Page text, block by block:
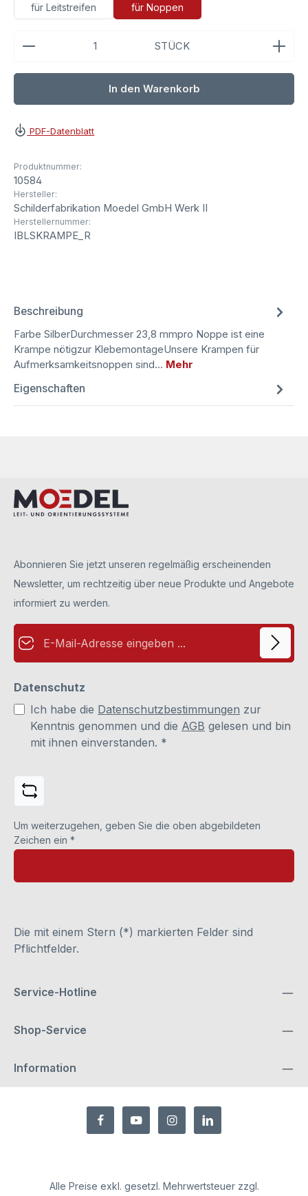
für Leitstreifen für Noppen
Produkt Anzahl: Gib den gewünschten Wert ein
STÜCK
In den Warenkorb
PDF-Datenblatt
Produktnummer:
10584
Hersteller:
Schilderfabrikation Moedel GmbH Werk II
Herstellernummer:
IBLSKRAMPE_R
Beschreibung
Farbe SilberDurchmesser 23,8 mmpro Noppe ist eine
Krampe nötigzur KlebemontageUnsere Krampen für
Aufmerksamkeitsnoppen sind… Mehr
Eigenschaften
Abonnieren Sie jetzt unseren regelmäßig erscheinenden
Newsletter, um rechtzeitig über neue Produkte und Angebote
informiert zu werden.
E-Mail-Adresse*
Datenschutz
Ich habe die Datenschutzbestimmungen zur
Kenntnis genommen und die AGB gelesen und bin
mit ihnen einverstanden. *
Um weiterzugehen, geben Sie die oben abgebildeten
Zeichen ein *
Die mit einem Stern (*) markierten Felder sind
Pflichtfelder.
Service-Hotline
Shop-Service
Information
Alle Preise exkl. gesetzl. Mehrwertsteuer zzgl.